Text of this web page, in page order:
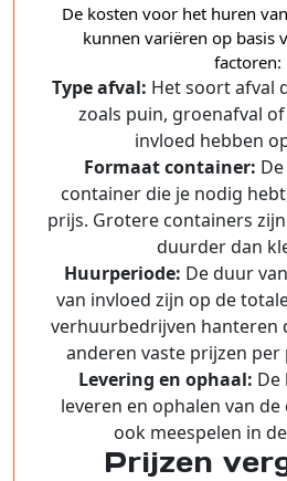
De kosten voor het huren
kunnen variëren op basis
factoren:
Type afval: Het soort afval
zoals puin, groenafval
invloed hebben
Formaat container:
container die je nodig
prijs. Grotere containers
duurder dan
Huurperiode: De duur
van invloed zijn op de
verhuurbedrijven hanteren
anderen vaste prijzen
Levering en ophaal: De
leveren en ophalen van
ook meespelen in
Prijzen